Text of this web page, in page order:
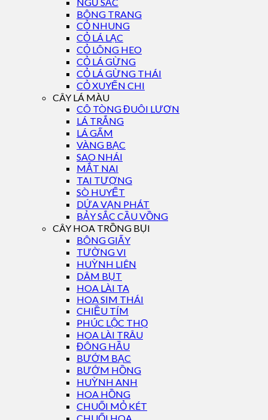
BÔNG TRANG
CỎ NHUNG
CỎ LÁ LẠC
CỎ LÔNG HEO
CỎ LÁ GỪNG
CỎ LÁ GỪNG THÁI
CỎ XUYẾN CHI
CÂY LÁ MÀU
CÔ TÒNG ĐUÔI LƯƠN
LÁ TRẮNG
LÁ GẤM
VÀNG BẠC
SAO NHÁI
MẮT NAI
TAI TƯỢNG
SÒ HUYẾT
DỨA VẠN PHÁT
BẢY SẮC CẦU VỒNG
CÂY HOA TRỒNG BỤI
BÔNG GIẤY
TƯỜNG VI
HUỲNH LIÊN
DÂM BỤT
HOA LÀI TA
HOA SIM THÁI
CHIỀU TÍM
PHÚC LỘC THỌ
HOA LÀI TRÂU
ĐÔNG HẦU
BƯỚM BẠC
BƯỚM HỒNG
HUỲNH ANH
HOA HỒNG
CHUỐI MỎ KÉT